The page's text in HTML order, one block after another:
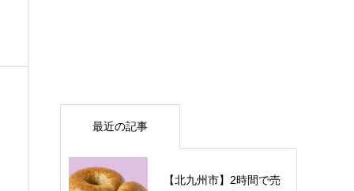
最近の記事
【北九州市】2時間で売